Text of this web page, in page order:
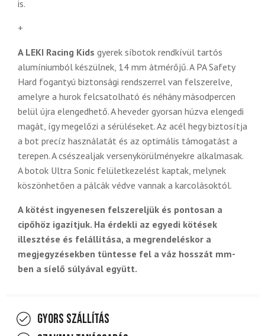
is.
+
A LEKI Racing Kids gyerek síbotok rendkívül tartós
alumíniumból készülnek, 14 mm átmérőjű. A PA Safety
Hard fogantyú biztonsági rendszerrel van felszerelve,
amelyre a hurok felcsatolható és néhány másodpercen
belül újra elengedhető. A heveder gyorsan húzva elengedi
magát, így megelőzi a sérüléseket. Az acél hegy biztosítja
a bot precíz használatát és az optimális támogatást a
terepen. A csészealjak versenykörülményekre alkalmasak.
A botok Ultra Sonic felületkezelést kaptak, melynek
köszönhetően a pálcák védve vannak a karcolásoktól.
A kötést ingyenesen felszereljük és pontosan a
cipőhöz igazítjuk. Ha érdekli az egyedi kötések
illesztése és felállítása, a megrendeléskor a
megjegyzésekben tüntesse fel a váz hosszát mm-
ben a síelő súlyával együtt.
Gyors szállítás